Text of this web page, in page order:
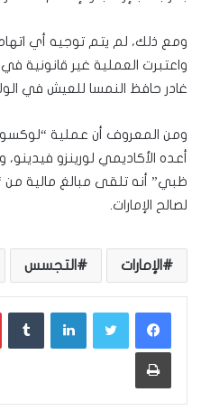
ومع ذلك، لم يتم توجيه أي
غادر حافظ النمسا للعيش في
ومن المعروف أن عملية
أعده الأكاديمي لورينزو
ظبي” أنه تلقى مبالغ مالية
لصالح الإمارات.
الإمارات التجسس
لينكدإن
طباعة